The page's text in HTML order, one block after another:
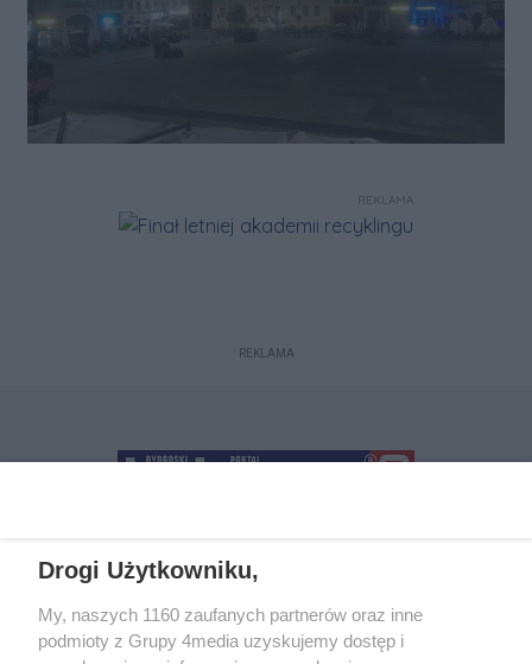
REKLAMA
REKLAMA
+48 52 5812666
Drogi Użytkowniku,
My, naszych 1160 zaufanych partnerów oraz inne
podmioty z Grupy 4media uzyskujemy dostęp i